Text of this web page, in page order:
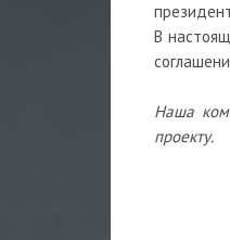
В
Наша
проекту.